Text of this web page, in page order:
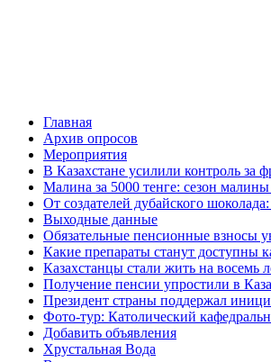
Главная
Архив опросов
Мероприятия
В Казахстане усилили контроль за
Малина за 5000 тенге: сезон малины
От создателей дубайского
Выходные данные
Обязательные пенсионные взносы
Какие препараты станут доступны
Казахстанцы стали жить на восемь
Получение пенсии упростили в
Президент страны поддержал
Фото-тур: Католический
Добавить объявления
Хрустальная Вода